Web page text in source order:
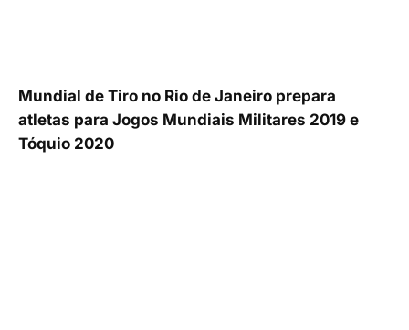
Mundial de Tiro no Rio de Janeiro prepara
atletas para Jogos Mundiais Militares 2019 e
Tóquio 2020